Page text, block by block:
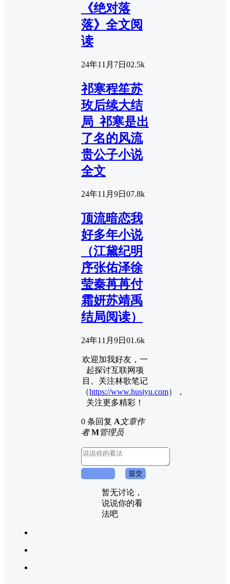
《绝对落
落》全文阅
读
24年11月7日 02.5k
祁寒程笙苏
玫后续大结
局_祁寒是出
了名的风流
贵公子小说
全文
24年11月9日 07.8k
顶流暗恋我
好多年小说
（江黛纪明
序张佑泽徐
莹秦苒苒付
霜妍苏靖禹
结局阅读）
24年11月9日 01.6k
欢迎加我好友，一
起探讨互联网项
目。关注林歌笔记
（https://www.husiyu.com），
关注更多精彩！
0 条回复 A文章作
者 M管理员
提交
暂无讨论，
说说你的看
法吧